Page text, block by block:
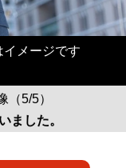
メージです
（5/5）
ました。